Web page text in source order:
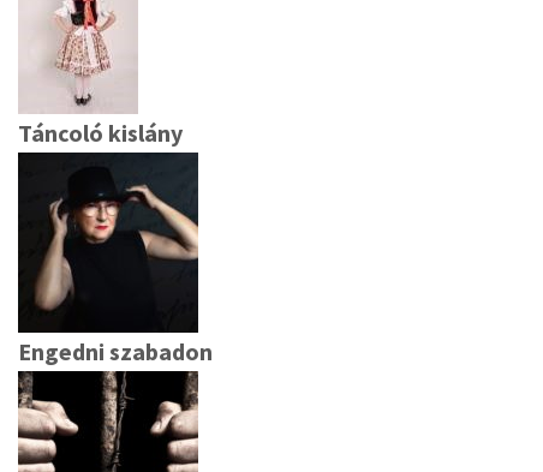
Táncoló kislány
Engedni szabadon